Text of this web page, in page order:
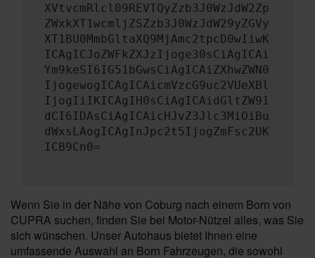
XVtvcmRlcl09REVTQyZzb3J0WzJdW2Zp
ZWxkXT1wcmljZSZzb3J0WzJdW29yZGVy
XT1BU0MmbGltaXQ9MjAmc2tpcD0wIiwK
ICAgICJoZWFkZXJzIjoge30sCiAgICAi
Ym9keSI6IG51bGwsCiAgICAiZXhwZWN0
IjogewogICAgICAicmVzcG9uc2VUeXBl
IjogIiIKICAgIH0sCiAgICAidGltZW91
dCI6IDAsCiAgICAicHJvZ3Jlc3MiOiBu
dWxsLAogICAgInJpc2t5IjogZmFsc2UK
ICB9Cn0=
Wenn Sie in der Nähe von Coburg nach einem Born von
CUPRA suchen, finden Sie bei Motor-Nützel alles, was Sie
sich wünschen. Unser Autohaus bietet Ihnen eine
umfassende Auswahl an Born Fahrzeugen, die sowohl